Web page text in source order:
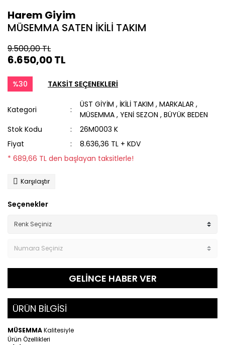
Harem Giyim
MÜSEMMA SATEN İKİLİ TAKIM
9.500,00 TL
6.650,00 TL
%30 TAKSİT SEÇENEKLERİ
Kategori
ÜST GİYİM , İKİLİ TAKIM ,MARKALAR ,
MÜSEMMA,YENİ SEZON,BÜYÜK BEDEN
Stok Kodu
26M0003 K
Fiyat
8.636,36 TL + KDV
* 689,66 TL den başlayan taksitlerle!
Karşılaştır
Seçenekler
GELİNCE HABER VER
ÜRÜN BİLGİSİ
MÜSEMMAKalitesiyle
Ürün Özellikleri